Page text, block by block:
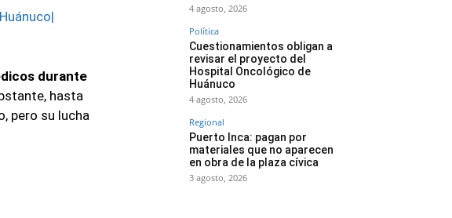
durante
hasta
pero su lucha
4 agosto, 2026
Política
Cuestionamientos obligan a
revisar el proyecto del
Hospital Oncológico de
Huánuco
4 agosto, 2026
Regional
Puerto Inca: pagan por
materiales que no aparecen
en obra de la plaza cívica
3 agosto, 2026